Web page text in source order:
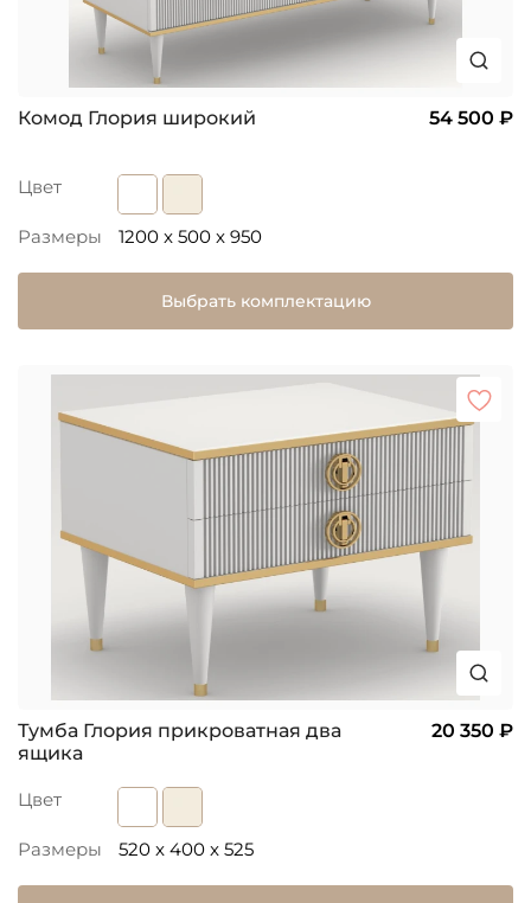
Комод Глория широкий 54 500 ₽
Цвет
Размеры 1200 x 500 x 950
Выбрать комплектацию
Тумба Глория прикроватная два
ящика
20 350 ₽
Цвет
Размеры 520 x 400 x 525